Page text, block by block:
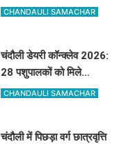
निर्यातकों को मिलेगा सम्मान, 14
CHANDAULI SAMACHAR
चंदौली डेयरी कॉन्क्लेव 2026:
28 पशुपालकों को मिले
सेलेक्शन लेटर, नंद बाबा मिशन
CHANDAULI SAMACHAR
चंदौली में पिछड़ा वर्ग छात्रवृत्ति